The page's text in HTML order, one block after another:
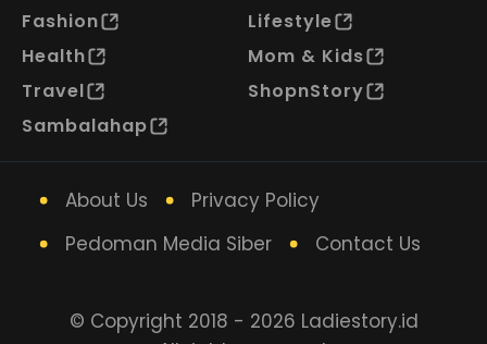
Fashion
Lifestyle
Health
Mom & Kids
Travel
ShopnStory
Sambalahap
About Us
Privacy Policy
Pedoman Media Siber
Contact Us
© Copyright 2018 - 2026 Ladiestory.id